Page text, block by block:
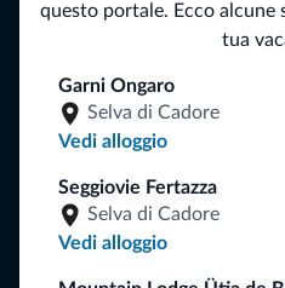
questo portale. Ecco alcune
tua
Garni Ongaro
Selva di Cadore
Vedi alloggio
Seggiovie Fertazza
Selva di Cadore
Vedi alloggio
Segui
vacanza
ISCRIVITI ALLA